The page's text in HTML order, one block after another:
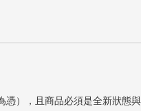
憑），且商品必須是全新狀態